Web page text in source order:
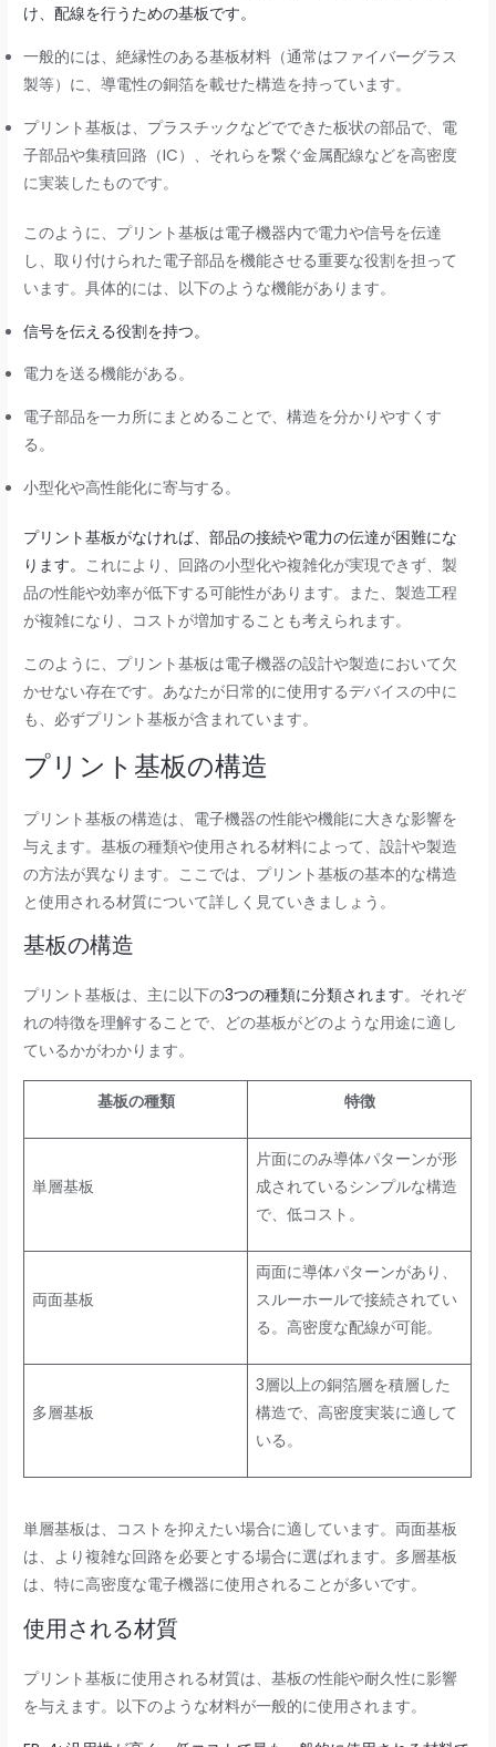
け、配線を行うための基板です。
一般的には、絶縁性のある基板材料（通常はファイバーグラス
製等）に、導電性の銅箔を載せた構造を持っています。
プリント基板は、プラスチックなどでできた板状の部品で、電
子部品や集積回路（IC）、それらを繋ぐ金属配線などを高密度
に実装したものです。
このように、プリント基板は電子機器内で電力や信号を伝達
し、取り付けられた電子部品を機能させる重要な役割を担って
います。具体的には、以下のような機能があります。
信号を伝える役割を持つ。
電力を送る機能がある。
電子部品を一カ所にまとめることで、構造を分かりやすくす
る。
小型化や高性能化に寄与する。
プリント基板がなければ、部品の接続や電力の伝達が困難にな
ります。 これにより、回路の小型化や複雑化が実現できず、製
品の性能や効率が低下する可能性があります。また、製造工程
が複雑になり、コストが増加することも考えられます。
このように、プリント基板は電子機器の設計や製造において欠
かせない存在です。あなたが日常的に使用するデバイスの中に
も、必ずプリント基板が含まれています。
プリント基板の構造
プリント基板の構造は、電子機器の性能や機能に大きな影響を
与えます。基板の種類や使用される材料によって、設計や製造
の方法が異なります。ここでは、プリント基板の基本的な構造
と使用される材質について詳しく見ていきましょう。
基板の構造
プリント基板は、主に以下の3つの種類に分類されます。それぞ
れの特徴を理解することで、どの基板がどのような用途に適し
ているかがわかります。
基板の種類 特徴
単層基板
片面にのみ導体パターンが形
成されているシンプルな構造
で、低コスト。
両面基板
両面に導体パターンがあり、
スルーホールで接続されてい
る。高密度な配線が可能。
多層基板
3層以上の銅箔層を積層した
構造で、高密度実装に適して
いる。
単層基板は、コストを抑えたい場合に適しています。両面基板
は、より複雑な回路を必要とする場合に選ばれます。多層基板
は、特に高密度な電子機器に使用されることが多いです。
使用される材質
プリント基板に使用される材質は、基板の性能や耐久性に影響
を与えます。以下のような材料が一般的に使用されます。